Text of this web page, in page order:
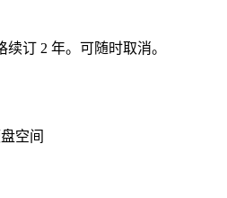
续订 2 年。可随时取消。
空间